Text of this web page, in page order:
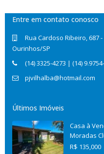
Entre em contato conosco
Rua Cardoso Ribeiro, 687 -
Ourinhos/SP
(14) 3325-4273 | (14)
pjvilhalba@hotmail.com
Últimos Imóveis
Casa à
Moradas
R$ 135,000